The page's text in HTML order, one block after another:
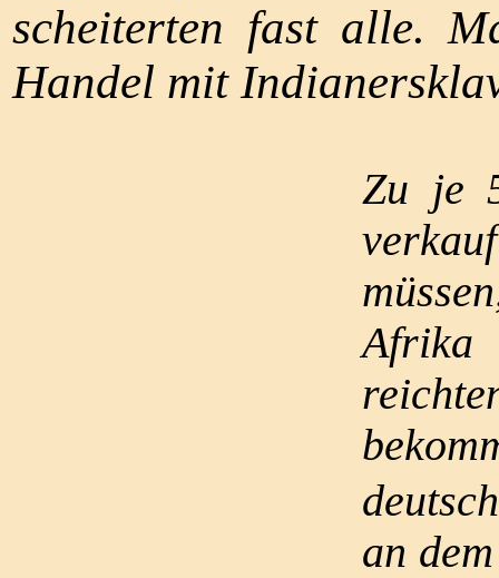
scheiterten fast alle.
Handel mit
Zu je
Afrika
an